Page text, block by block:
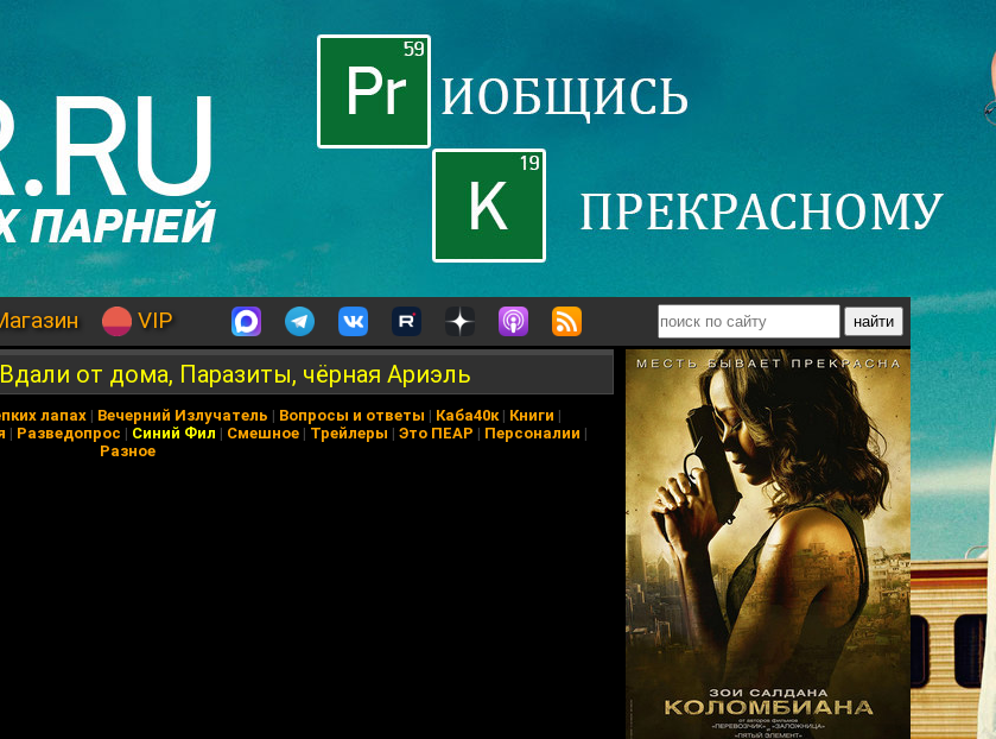
VIP
от дома, Паразиты, чёрная Ариэль
лапах | Вечерний Излучатель | Вопросы и ответы | Каба40к| Книги |
| Разведопрос | Синий Фил | Смешное | Трейлеры | Это ПЕАР | Персоналии |
Разное